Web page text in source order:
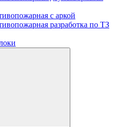
с аркой
разработка по ТЗ